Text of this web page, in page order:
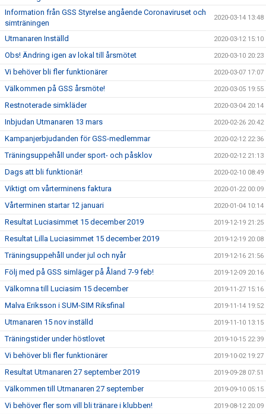
Information från GSS Styrelse angående Coronaviruset och
simträningen
2020-03-14 13:48
Utmanaren Inställd 2020-03-12 15:10
Obs! Ändring igen av lokal till årsmötet 2020-03-10 20:23
Vi behöver bli fler funktionärer 2020-03-07 17:07
Välkommen på GSS årsmöte! 2020-03-05 19:55
Restnoterade simkläder 2020-03-04 20:14
Inbjudan Utmanaren 13 mars 2020-02-26 20:42
Kampanjerbjudanden för GSS-medlemmar 2020-02-12 22:36
Träningsuppehåll under sport- och påsklov 2020-02-12 21:13
Dags att bli funktionär! 2020-02-10 08:49
Viktigt om vårterminens faktura 2020-01-22 00:09
Vårterminen startar 12 januari 2020-01-04 10:14
Resultat Luciasimmet 15 december 2019 2019-12-19 21:25
Resultat Lilla Luciasimmet 15 december 2019 2019-12-19 20:08
Träningsuppehåll under jul och nyår 2019-12-16 21:56
Följ med på GSS simläger på Åland 7-9 feb! 2019-12-09 20:16
Välkomna till Luciasim 15 december 2019-11-27 15:16
Malva Eriksson i SUM-SIM Riksfinal 2019-11-14 19:52
Utmanaren 15 nov inställd 2019-11-10 13:15
Träningstider under höstlovet 2019-10-15 22:39
Vi behöver bli fler funktionärer 2019-10-02 19:27
Resultat Utmanaren 27 september 2019 2019-09-28 07:51
Välkommen till Utmanaren 27 september 2019-09-10 05:15
Vi behöver fler som vill bli tränare i klubben! 2019-08-12 20:09